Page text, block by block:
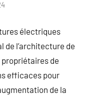
électriques
de l’architecture de
de
efficaces pour
de la